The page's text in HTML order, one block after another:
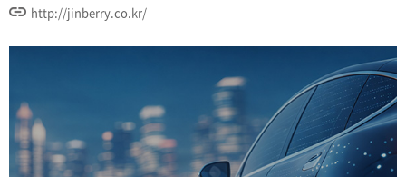
http://jinberry.co.kr/